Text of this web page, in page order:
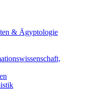
& Ägyptologie